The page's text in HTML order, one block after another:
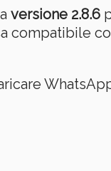
versione 2.8.6
compatibile